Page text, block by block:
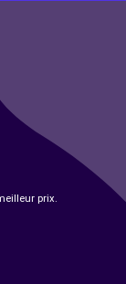
prix.